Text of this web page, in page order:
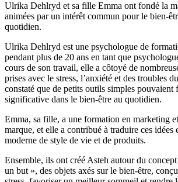
Ulrika Dehlryd et sa fille Emma ont fondé la
animées par un intérêt commun pour le bien-
quotidien.
Ulrika Dehlryd est une psychologue de
pendant plus de 20 ans en tant que
cours de son travail, elle a côtoyé de
prises avec le stress, l’anxiété et des troubles
constaté que de petits outils simples pouvaient
significative dans le bien-être au quotidien.
Emma, sa fille, a une formation en marketing
marque, et elle a contribué à traduire ces idées
moderne de style de vie et de produits.
Ensemble, ils ont créé Asteh autour du
un but », des objets axés sur le bien-être,